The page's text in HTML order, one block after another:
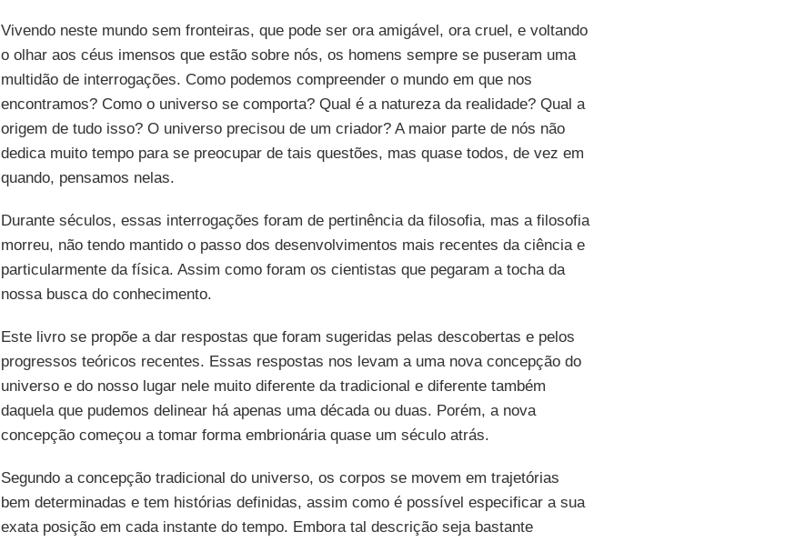
Vivendo neste mundo sem fronteiras, que pode ser ora amigável, ora cruel, e voltando
o olhar aos céus imensos que estão sobre nós, os homens sempre se puseram uma
multidão de interrogações. Como podemos compreender o mundo em que nos
encontramos? Como o universo se comporta? Qual é a natureza da realidade? Qual a
origem de tudo isso? O universo precisou de um criador? A maior parte de nós não
dedica muito tempo para se preocupar de tais questões, mas quase todos, de vez em
quando, pensamos nelas.
Durante séculos, essas interrogações foram de pertinência da filosofia, mas a filosofia
morreu, não tendo mantido o passo dos desenvolvimentos mais recentes da ciência e
particularmente da física. Assim como foram os cientistas que pegaram a tocha da
nossa busca do conhecimento.
Este livro se propõe a dar respostas que foram sugeridas pelas descobertas e pelos
progressos teóricos recentes. Essas respostas nos levam a uma nova concepção do
universo e do nosso lugar nele muito diferente da tradicional e diferente também
daquela que pudemos delinear há apenas uma década ou duas. Porém, a nova
concepção começou a tomar forma embrionária quase um século atrás.
Segundo a concepção tradicional do universo, os corpos se movem em trajetórias
bem determinadas e tem histórias definidas, assim como é possível especificar a sua
exata posição em cada instante do tempo. Embora tal descrição seja bastante